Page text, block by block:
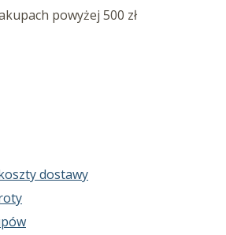
powyżej 500 zł
dostawy